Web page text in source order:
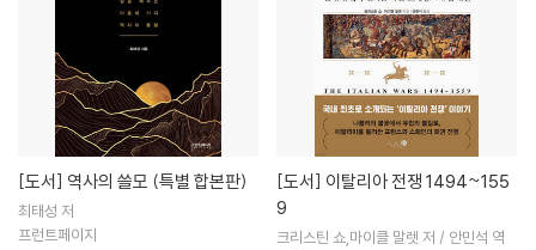
[도서] 역사의 쓸모 (특별 합본판)
최태성 저
프런트페이지
[도서]
9
크리스틴 쇼,마이클 말렛 저 / 안민석 역